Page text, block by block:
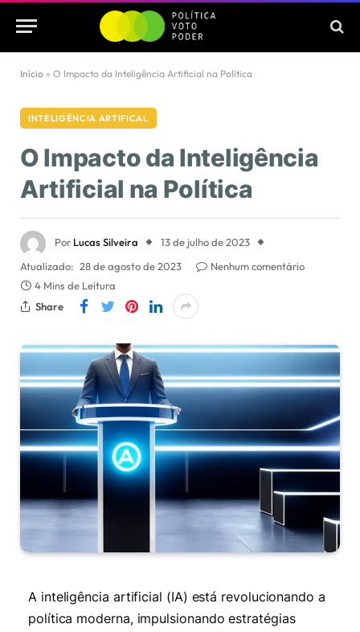
Início » O Impacto da Inteligência Artificial na Política
INTELIGÊNCIA ARTIFICAL
O Impacto da Inteligência
Artificial na Política
Por Lucas Silveira
13 de julho de 2023
Atualizado: 28 de agosto de 2023
Nenhum comentário
4 Mins de Leitura
Share
A inteligência artificial (IA) está revolucionando a
política moderna, impulsionando estratégias